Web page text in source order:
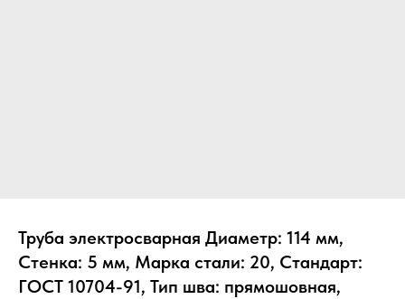
Труба электросварная Диаметр: 114 мм,
Стенка: 5 мм, Марка стали: 20, Стандарт:
ГОСТ 10704-91, Тип шва: прямошовная,